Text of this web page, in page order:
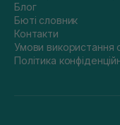
Блог
Бюті словник
Контакти
Умови використання
Політика